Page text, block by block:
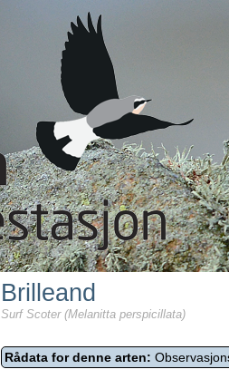
Brilleand
Surf Scoter (Melanitta perspicillata)
Rådata for denne arten: